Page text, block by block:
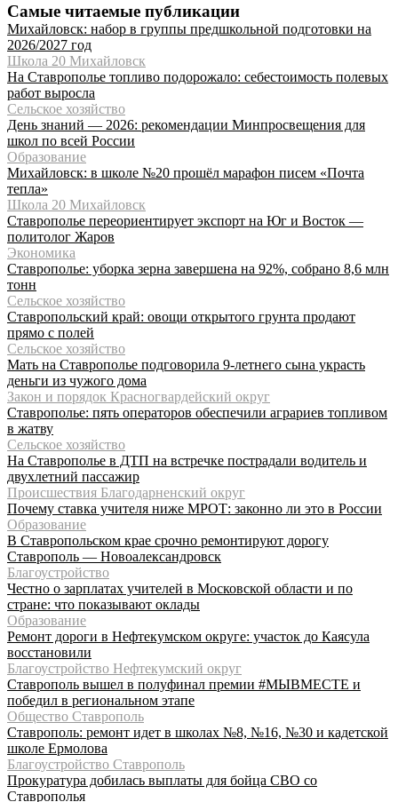
Самые читаемые публикации
Михайловск: набор в группы предшкольной подготовки на
2026/2027 год
Школа 20 Михайловск
На Ставрополье топливо подорожало: себестоимость полевых
работ выросла
Сельское хозяйство
День знаний — 2026: рекомендации Минпросвещения для
школ по всей России
Образование
Михайловск: в школе №20 прошёл марафон писем «Почта
тепла»
Школа 20 Михайловск
Ставрополье переориентирует экспорт на Юг и Восток —
политолог Жаров
Экономика
Ставрополье: уборка зерна завершена на 92%, собрано 8,6 млн
тонн
Сельское хозяйство
Ставропольский край: овощи открытого грунта продают
прямо с полей
Сельское хозяйство
Мать на Ставрополье подговорила 9-летнего сына украсть
деньги из чужого дома
Закон и порядок Красногвардейский округ
Ставрополье: пять операторов обеспечили аграриев топливом
в жатву
Сельское хозяйство
На Ставрополье в ДТП на встречке пострадали водитель и
двухлетний пассажир
Происшествия Благодарненский округ
Почему ставка учителя ниже МРОТ: законно ли это в России
Образование
В Ставропольском крае срочно ремонтируют дорогу
Ставрополь — Новоалександровск
Благоустройство
Честно о зарплатах учителей в Московской области и по
стране: что показывают оклады
Образование
Ремонт дороги в Нефтекумском округе: участок до Каясула
восстановили
Благоустройство Нефтекумский округ
Ставрополь вышел в полуфинал премии #МЫВМЕСТЕ и
победил в региональном этапе
Общество Ставрополь
Ставрополь: ремонт идет в школах №8, №16, №30 и кадетской
школе Ермолова
Благоустройство Ставрополь
Прокуратура добилась выплаты для бойца СВО со
Ставрополья